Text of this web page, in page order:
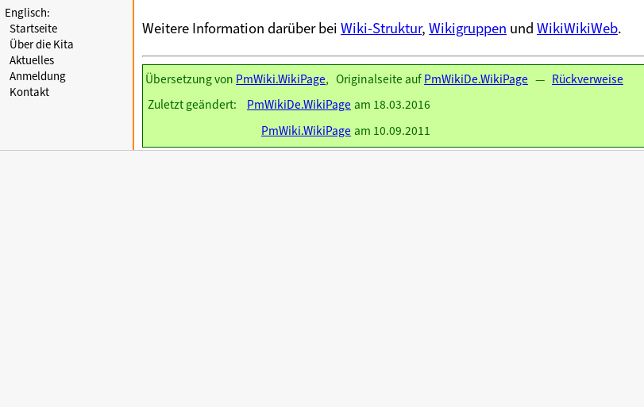
Englisch:
Startseite
Über die Kita
Aktuelles
Anmeldung
Kontakt
Weitere Information darüber bei Wiki-Struktur, Wikigruppen und WikiWikiWeb.
Übersetzung von PmWiki.WikiPage, Originalseite aufPmWikiDe.WikiPage — Rückverweise
Zuletzt geändert:
PmWikiDe.WikiPage am 18.03.2016
PmWiki.WikiPage am 10.09.2011